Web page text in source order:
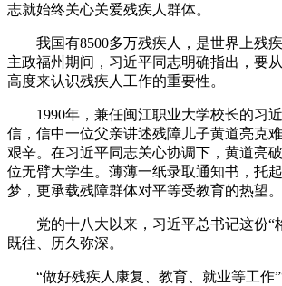
志就始终关心关爱残疾人群体。
我国有8500多万残疾人，是世界上残
主政福州期间，习近平同志明确指出，要
高度来认识残疾人工作的重要性。
1990年，兼任闽江职业大学校长的习
信，信中一位父亲讲述残障儿子黄道亮克
艰辛。在习近平同志关心协调下，黄道亮
位无臂大学生。薄薄一纸录取通知书，托
梦，更承载残障群体对平等受教育的热望。
党的十八大以来，习近平总书记这份“
既往、历久弥深。
“做好残疾人康复、教育、就业等工作